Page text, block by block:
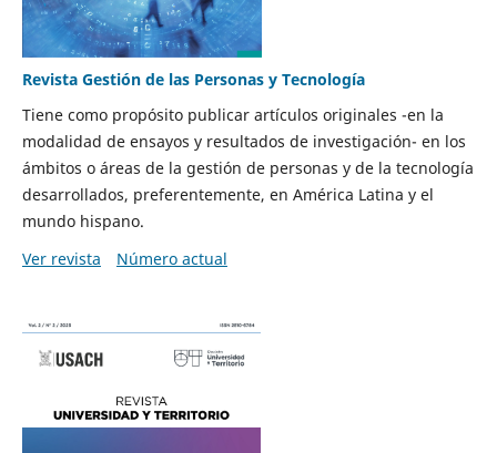
Revista Gestión de las Personas y Tecnología
Tiene como propósito publicar artículos originales -en la
modalidad de ensayos y resultados de investigación- en los
ámbitos o áreas de la gestión de personas y de la tecnología
desarrollados, preferentemente, en América Latina y el
mundo hispano.
Ver revista
Número actual